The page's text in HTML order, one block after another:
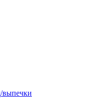
выпечки